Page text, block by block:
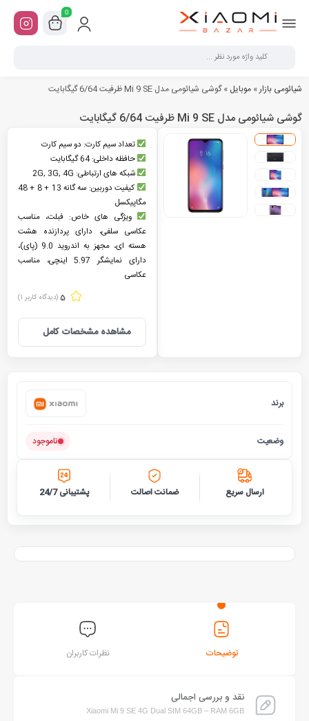
0
شیائومی بازار» موبایل »گوشی شیائومی مدل Mi 9 SE ظرفیت 6/64 گیگابایت
گوشی شیائومی مدل Mi 9 SE ظرفیت 6/64 گیگابایت
تعداد سیم کارت: دو سیم کارت
حافظه داخلی: 64 گیگابایت
شبکه های ارتباطی: 2G, 3G, 4G
کیفیت دوربین: سه گانه 13 + 8 + 48
مگاپیکسل
ویژگی های خاص: فبلت، مناسب
عکاسی سلفی، دارای پردازنده هشت
هسته ای، مجهز به اندروید 9.0 (پای)،
دارای نمایشگر 5.97 اینچی، مناسب
عکاسی
5 (دیدگاه کاربر 1
)
مشاهده مشخصات کامل
برند
وضعیت ناموجود
ارسال سریع ضمانت اصالت پشتیبانی 24/7
توضیحات نظرات کاربران
نقد و بررسی اجمالی
Xiaomi Mi 9 SE 4G Dual SIM 64GB – RAM 6GB